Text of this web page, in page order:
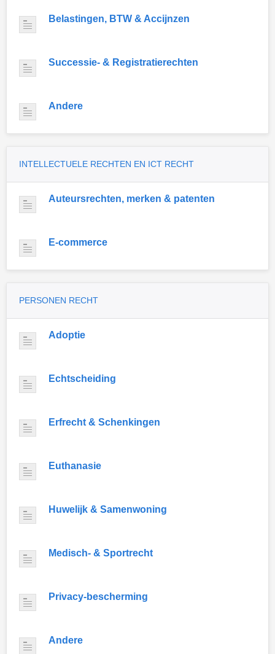
Belastingen, BTW & Accijnzen
Successie- & Registratierechten
Andere
INTELLECTUELE RECHTEN EN ICT RECHT
Auteursrechten, merken & patenten
E-commerce
PERSONEN RECHT
Adoptie
Echtscheiding
Erfrecht & Schenkingen
Euthanasie
Huwelijk & Samenwoning
Medisch- & Sportrecht
Privacy-bescherming
Andere